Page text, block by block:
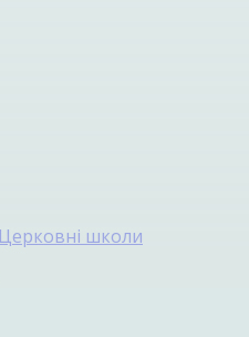
Церковні школи